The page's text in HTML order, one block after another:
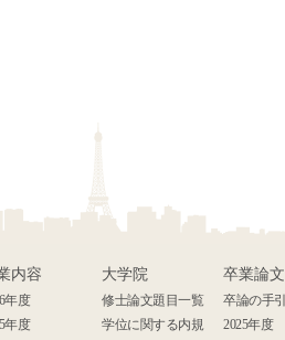
内容
年度
年度
大学院
修士論文題目一覧
学位に関する内規
卒業論文
卒論の手引
2025年度